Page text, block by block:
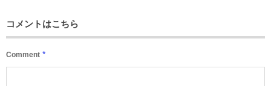
コメントはこちら
Comment *